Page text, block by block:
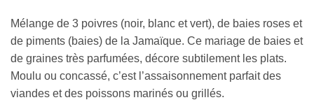
Mélange de 3 poivres (noir, blanc et vert), de baies roses et
de piments (baies) de la Jamaïque. Ce mariage de baies et
de graines très parfumées, décore subtilement les plats.
Moulu ou concassé, c’est l’assaisonnement parfait des
viandes et des poissons marinés ou grillés.